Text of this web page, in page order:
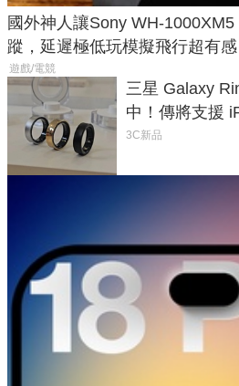
國外神人讓Sony WH-
蹤，延遲極低玩模擬飛行超有感
遊戲/電競
三星 Galaxy
中！傳將支援
與智慧家電連動
3C新品